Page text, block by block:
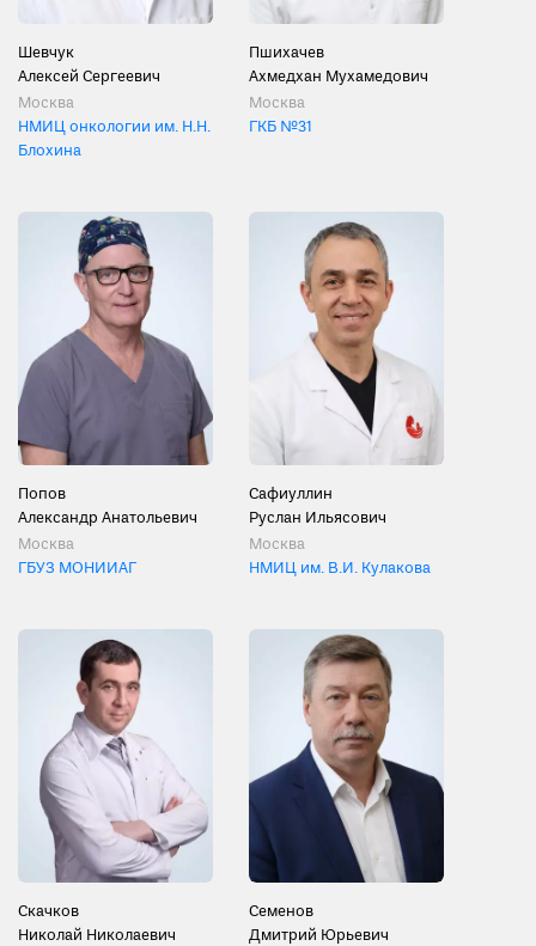
Шевчук
Алексей Сергеевич
Москва
НМИЦ онкологии им. Н.Н.
Блохина
Пшихачев
Ахмедхан Мухамедович
Москва
ГКБ №31
Попов
Александр Анатольевич
Москва
ГБУЗ МОНИИАГ
Сафиуллин
Руслан Ильясович
Москва
НМИЦ им. В.И. Кулакова
Скачков
Николай Николаевич
Семенов
Дмитрий Юрьевич